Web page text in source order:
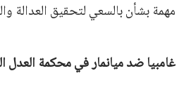
مهمة بشأن بالسعي لتحقيق العدالة
غامبيا ضد ميانمار في محكمة العدل